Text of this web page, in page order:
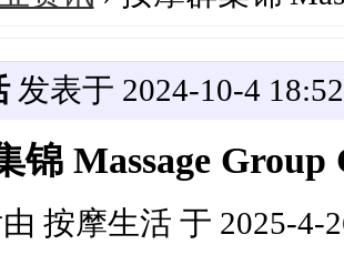
发表于 2024-10-4
锦 Massage Group
按摩生活 于 2025-4-